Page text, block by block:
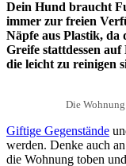
Dein Hund braucht
immer zur freien
Näpfe aus Plastik, da
Greife stattdessen
die leicht zu reinigen
Die
Giftige Gegenstände
werden. Denke auch
die Wohnung toben